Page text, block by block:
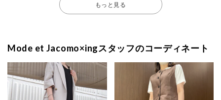
もっと見る
Mode et Jacomo×ingスタッフのコーディネート